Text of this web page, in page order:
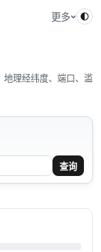
更多
地理经纬度、端口、滥
查询